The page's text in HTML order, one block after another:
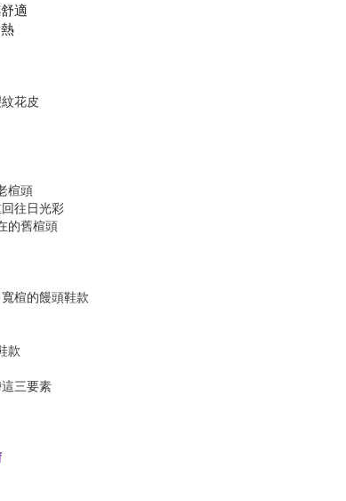
適
花皮
楦頭
往日光彩
的舊楦頭
楦的饅頭鞋款
款
三要素